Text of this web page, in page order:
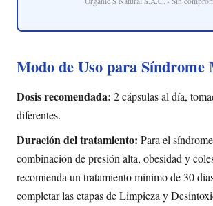
Modo de Uso para Síndrome
Dosis recomendada: 2 cápsulas al día,
diferentes.
Duración del tratamiento: Para el
combinación de presión alta, obesidad y
recomienda un tratamiento mínimo de 30
completar las etapas de Limpieza y